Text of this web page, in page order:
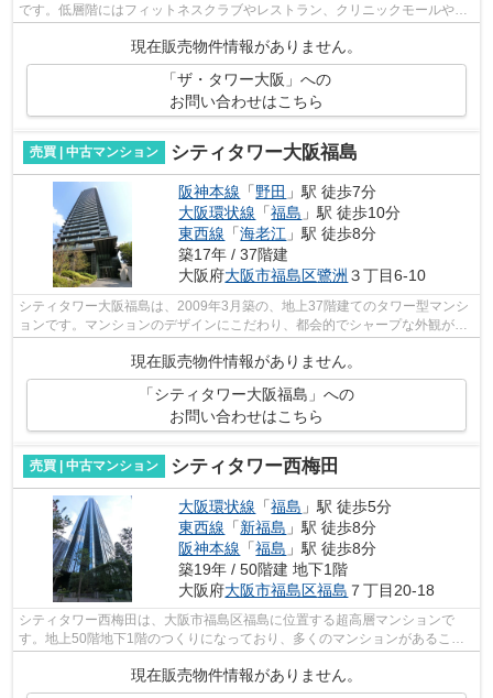
です。低層階にはフィットネスクラブやレストラン、クリニックモールやス
ーパーマーケットなどで構成されてい...
現在販売物件情報がありません。
「ザ・タワー大阪」への
お問い合わせはこちら
売買 | 中古マンション シティタワー大阪福島
阪神本線 「野田 」駅 徒歩7分
大阪環状線 「福島 」駅 徒歩10分
東西線 「海老江 」駅 徒歩8分
築17年 / 37階建
大阪府大阪市福島区鷺洲 ３丁目6-10
シティタワー大阪福島は、2009年3月築の、地上37階建てのタワー型マンシ
ョンです。マンションのデザインにこだわり、都会的でシャープな外観が特
徴となっています。制震構造・オール電...
現在販売物件情報がありません。
「シティタワー大阪福島」への
お問い合わせはこちら
売買 | 中古マンション シティタワー西梅田
大阪環状線 「福島 」駅 徒歩5分
東西線 「新福島 」駅 徒歩8分
阪神本線 「福島 」駅 徒歩8分
築19年 / 50階建 地下1階
大阪府大阪市福島区福島 ７丁目20-18
シティタワー西梅田は、大阪市福島区福島に位置する超高層マンションで
す。地上50階地下1階のつくりになっており、多くのマンションがあること
現在販売物件情報がありません。